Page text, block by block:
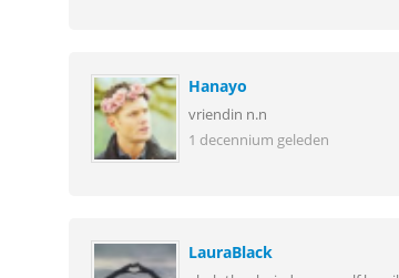
Hanayo
vriendin n.n
1 decennium geleden
LauraBlack